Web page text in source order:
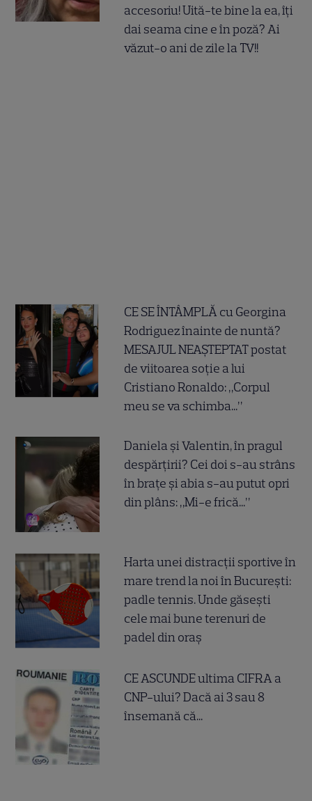
accesoriu! Uită-te bine la ea, îți
dai seama cine e în poză? Ai
văzut-o ani de zile la TV!!
CE SE ÎNTÂMPLĂ cu Georgina
Rodriguez înainte de nuntă?
MESAJUL NEAȘTEPTAT postat
de viitoarea soție a lui
Cristiano Ronaldo: „Corpul
meu se va schimba...”
Daniela și Valentin, în pragul
despărțirii? Cei doi s-au strâns
în brațe și abia s-au putut opri
din plâns: „Mi-e frică...”
Harta unei distracții sportive în
mare trend la noi în București:
padle tennis. Unde găsești
cele mai bune terenuri de
padel din oraș
CE ASCUNDE ultima CIFRA a
CNP-ului? Dacă ai 3 sau 8
însemană că...